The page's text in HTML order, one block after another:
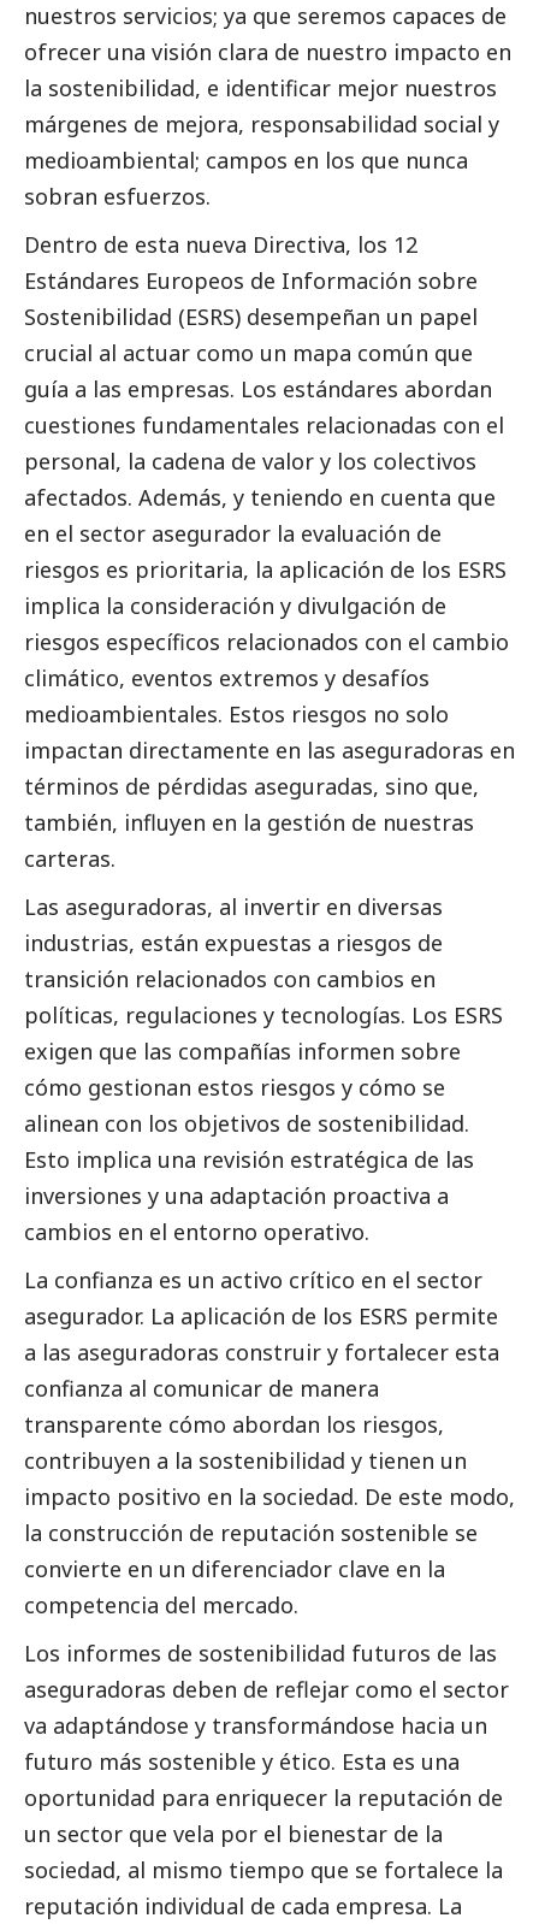
nuestros servicios; ya que seremos capaces de
ofrecer una visión clara de nuestro impacto en
la sostenibilidad, e identificar mejor nuestros
márgenes de mejora, responsabilidad social y
medioambiental; campos en los que nunca
sobran esfuerzos.
Dentro de esta nueva Directiva, los 12
Estándares Europeos de Información sobre
Sostenibilidad (ESRS) desempeñan un papel
crucial al actuar como un mapa común que
guía a las empresas. Los estándares abordan
cuestiones fundamentales relacionadas con el
personal, la cadena de valor y los colectivos
afectados. Además, y teniendo en cuenta que
en el sector asegurador la evaluación de
riesgos es prioritaria, la aplicación de los ESRS
implica la consideración y divulgación de
riesgos específicos relacionados con el cambio
climático, eventos extremos y desafíos
medioambientales. Estos riesgos no solo
impactan directamente en las aseguradoras en
términos de pérdidas aseguradas, sino que,
también, influyen en la gestión de nuestras
carteras.
Las aseguradoras, al invertir en diversas
industrias, están expuestas a riesgos de
transición relacionados con cambios en
políticas, regulaciones y tecnologías. Los ESRS
exigen que las compañías informen sobre
cómo gestionan estos riesgos y cómo se
alinean con los objetivos de sostenibilidad.
Esto implica una revisión estratégica de las
inversiones y una adaptación proactiva a
cambios en el entorno operativo.
La confianza es un activo crítico en el sector
asegurador. La aplicación de los ESRS permite
a las aseguradoras construir y fortalecer esta
confianza al comunicar de manera
transparente cómo abordan los riesgos,
contribuyen a la sostenibilidad y tienen un
impacto positivo en la sociedad. De este modo,
la construcción de reputación sostenible se
convierte en un diferenciador clave en la
competencia del mercado.
Los informes de sostenibilidad futuros de las
aseguradoras deben de reflejar como el sector
va adaptándose y transformándose hacia un
futuro más sostenible y ético. Esta es una
oportunidad para enriquecer la reputación de
un sector que vela por el bienestar de la
sociedad, al mismo tiempo que se fortalece la
reputación individual de cada empresa. La